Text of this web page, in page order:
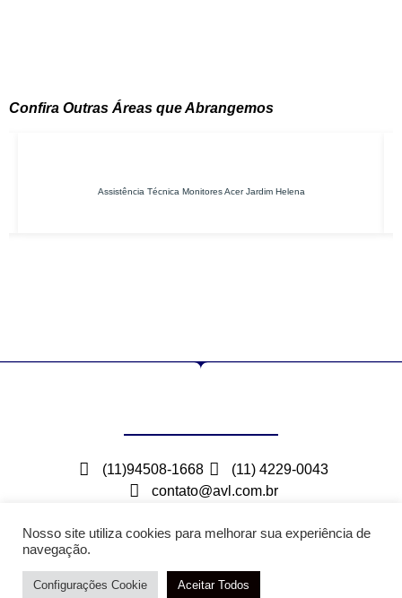
Confira Outras Áreas que Abrangemos
Assistência Técnica Monitores Acer Jardim Helena
(11)94508-1668
(11) 4229-0043
contato@avl.com.br
do Sul – SP
Nosso site utiliza cookies para melhorar sua experiência de
navegação.
Configurações Cookie Aceitar Todos
Atendimento / Orçamento Via WhatsApp